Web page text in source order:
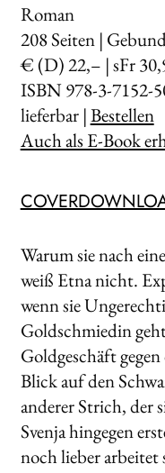
Roman
208Seiten |
€ (D) 22,– | sFr
ISBN 978-3-7152-
lieferbar |Bestellen
Auch als E-Book
Warum sie nach
weiß Etna nicht.
wenn sie
Goldschmiedin
Goldgeschäft
Blick auf den
anderer Strich, der
Svenja hingegen
noch lieber